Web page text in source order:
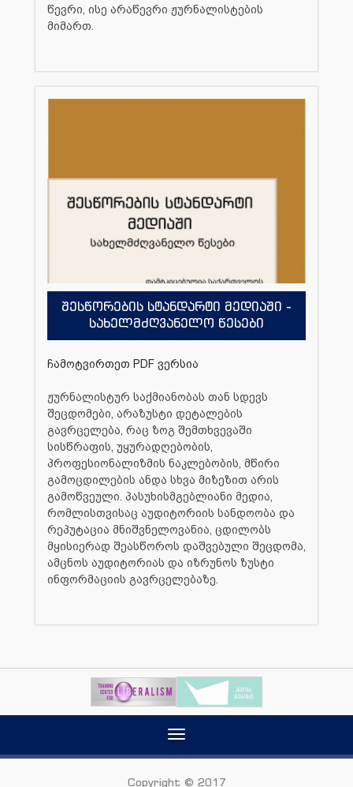
წევრი, ისე არაწევრი ჟურნალისტების
მიმართ.
შესწორების სტანდარტი მედიაში -
სახელმძღვანელო წესები
ჩამოტვირთეთ PDF ვერსია
ჟურნალისტურ საქმიანობას თან სდევს
შეცდომები, არაზუსტი დეტალების
გავრცელება, რაც ზოგ შემთხვევაში
სისწრაფის, უყურადღებობის,
პროფესიონალიზმის ნაკლებობის, მწირი
გამოცდილების ანდა სხვა მიზეზით არის
გამოწვეული. პასუხისმგებლიანი მედია,
რომლისთვისაც აუდიტორიის სანდოობა და
რეპუტაცია მნიშვნელოვანია, ცდილობს
მყისიერად შეასწოროს დაშვებული შეცდომა,
ამცნოს აუდიტორიას და იზრუნოს ზუსტი
ინფორმაციის გავრცელებაზე.
Toggle
Copyright © 2017